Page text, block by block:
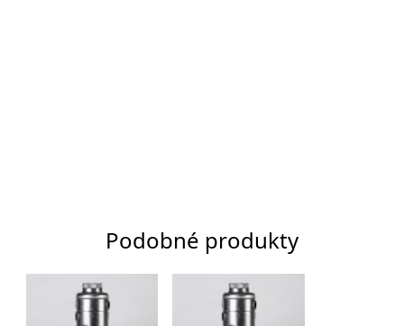
Podobné produkty